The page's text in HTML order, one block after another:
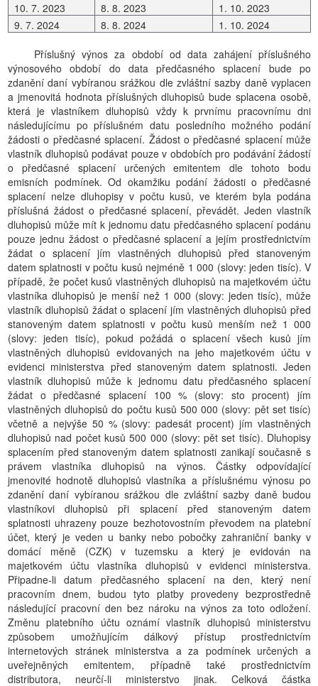
10. 7. 2023
8. 8. 2023
1. 10. 2023
9. 7. 2024
8. 8. 2024 1. 10. 2024
Příslušný výnos za období od data zahájení příslušného
výnosového období do data předčasného splacení bude po
zdanění daní vybíranou srážkou dle zvláštní sazby daně vyplacen
a jmenovitá hodnota příslušných dluhopisů bude splacena osobě,
která je vlastníkem dluhopisů vždy k prvnímu pracovnímu dni
následujícímu po příslušném datu posledního možného podání
žádosti o předčasné splacení. Žádost o předčasné splacení může
vlastník dluhopisů podávat pouze v obdobích pro podávání žádostí
o předčasné splacení určených emitentem dle tohoto bodu
emisních podmínek. Od okamžiku podání žádosti o předčasné
splacení nelze dluhopisy v počtu kusů, ve kterém byla podána
příslušná žádost o předčasné splacení, převádět. Jeden vlastník
dluhopisů může mít k jednomu datu předčasného splacení podánu
pouze jednu žádost o předčasné splacení a jejím prostřednictvím
žádat o splacení jím vlastněných dluhopisů před stanoveným
datem splatnosti v počtu kusů nejméně 1 000 (slovy: jeden tisíc). V
případě, že počet kusů vlastněných dluhopisů na majetkovém účtu
vlastníka dluhopisů je menší než 1 000 (slovy: jeden tisíc), může
vlastník dluhopisů žádat o splacení jím vlastněných dluhopisů před
stanoveným datem splatnosti v počtu kusů menším než 1 000
(slovy: jeden tisíc), pokud požádá o splacení všech kusů jím
vlastněných dluhopisů evidovaných na jeho majetkovém účtu v
evidenci ministerstva před stanoveným datem splatnosti. Jeden
vlastník dluhopisů může k jednomu datu předčasného splacení
žádat o předčasné splacení 100 % (slovy: sto procent) jím
vlastněných dluhopisů do počtu kusů 500 000 (slovy: pět set tisíc)
včetně a nejvýše 50 % (slovy: padesát procent) jím vlastněných
dluhopisů nad počet kusů 500 000 (slovy: pět set tisíc). Dluhopisy
splacením před stanoveným datem splatnosti zanikají současně s
právem vlastníka dluhopisů na výnos. Částky odpovídající
jmenovité hodnotě dluhopisů vlastníka a příslušnému výnosu po
zdanění daní vybíranou srážkou dle zvláštní sazby daně budou
vlastníkovi dluhopisů při splacení před stanoveným datem
splatnosti uhrazeny pouze bezhotovostním převodem na platební
účet, který je veden u banky nebo pobočky zahraniční banky v
domácí měně (CZK) v tuzemsku a který je evidován na
majetkovém účtu vlastníka dluhopisů v evidenci ministerstva.
Připadne-li datum předčasného splacení na den, který není
pracovním dnem, budou tyto platby provedeny bezprostředně
následující pracovní den bez nároku na výnos za toto odložení.
Změnu platebního účtu oznámí vlastník dluhopisů ministerstvu
způsobem umožňujícím dálkový přístup prostřednictvím
internetových stránek ministerstva a za podmínek určených a
uveřejněných emitentem, případně také prostřednictvím
distributora, neurčí-li ministerstvo jinak. Celková částka